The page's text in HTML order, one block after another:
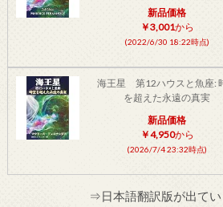
新品価格
￥3,001から
(2022/6/30 18:22時点)
海王星 第12ハウスと魚座:
を超えた永遠の真実
新品価格
￥4,950から
(2026/7/4 23:32時点)
⇒日本語翻訳版が出てい